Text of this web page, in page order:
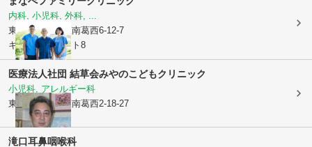
内科, 小児科, 外科, ...
東京都江戸川区 南葛西6-12-7
キャピタルコート8
医療法人社団 結草会みやのこどもクリニック
小児科, アレルギー科
東京都江戸川区南葛西2-18-27
滝口耳鼻咽喉科